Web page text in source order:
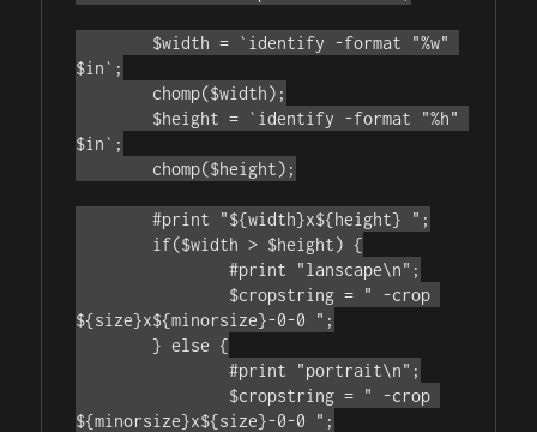
$in`;
$in`;
	#print "${width}x${height} ";
		#print "lanscape\n";
${size}x${minorsize}-0-0 ";
		#print "portrait\n";
${minorsize}x${size}-0-0 ";